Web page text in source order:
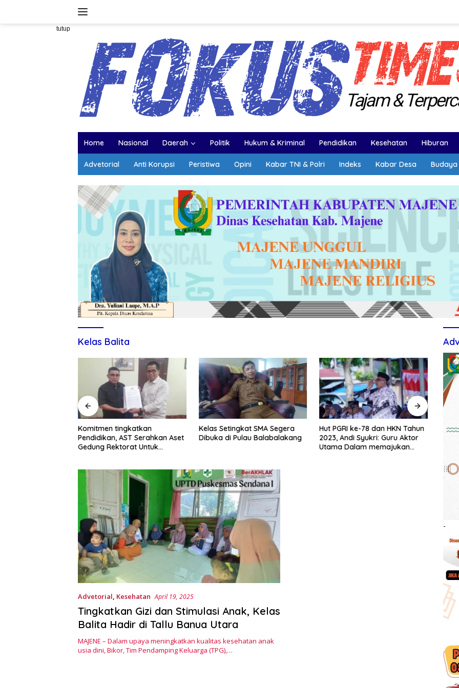
tutup
Home Nasional Daerah Politik Hukum & Kriminal Pendidikan Kesehatan Hiburan
Advetorial Anti Korupsi Peristiwa Opini Kabar TNI & Polri Indeks Kabar Desa Budaya
Kelas Balita
Komitmen tingkatkan
Pendidikan, AST Serahkan Aset
Gedung Rektorat Untuk
Kelas Setingkat SMA Segera
Dibuka di Pulau Balabalakang
Hut PGRI ke-78 dan HKN Tahun
2023, Andi Syukri: Guru Aktor
Utama Dalam memajukan
Advetorial, Kesehatan April 19, 2025
Tingkatkan Gizi dan Stimulasi Anak, Kelas
Balita Hadir di Tallu Banua Utara
MAJENE – Dalam upaya meningkatkan kualitas kesehatan anak
usia dini, Bikor, Tim Pendamping Keluarga (TPG),…
-